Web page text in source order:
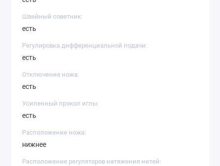
Швейный советник:
есть
Регулировка дифференциальной подачи:
есть
Отключение ножа:
есть
Усиленный прокол иглы:
есть
Расположение ножа:
нижнее
Расположение регуляторов натяжения нитей: